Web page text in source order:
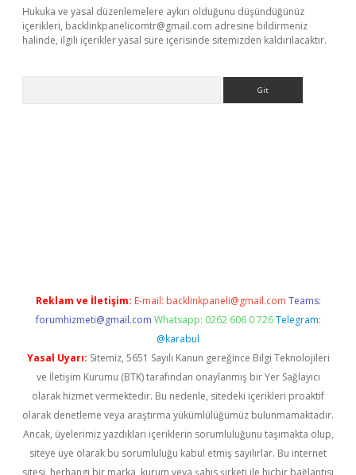
Hukuka ve yasal düzenlemelere aykırı olduğunu düşündüğünüz
içerikleri, backlinkpanelicomtr@gmail.com adresine bildirmeniz
halinde, ilgili içerikler yasal süre içerisinde sitemizden kaldırılacaktır.
Reklam ve İletişim: E-mail: backlinkpaneli@gmail.com Teams:
forumhizmeti@gmail.com Whatsapp: 0262 606 0 726 Telegram:
@karabul
Yasal Uyarı: Sitemiz, 5651 Sayılı Kanun gereğince Bilgi Teknolojileri
ve İletişim Kurumu (BTK) tarafından onaylanmış bir Yer Sağlayıcı
olarak hizmet vermektedir. Bu nedenle, sitedeki içerikleri proaktif
olarak denetleme veya araştırma yükümlülüğümüz bulunmamaktadır.
Ancak, üyelerimiz yazdıkları içeriklerin sorumluluğunu taşımakta olup,
siteye üye olarak bu sorumluluğu kabul etmiş sayılırlar. Bu internet
sitesi, herhangi bir marka, kurum veya şahıs şirketi ile hiçbir bağlantısı